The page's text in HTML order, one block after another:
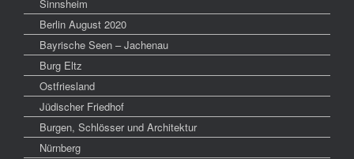
Sinnsheim
Berlin August 2020
Bayrische Seen – Jachenau
Burg Eltz
Ostfriesland
Jüdischer Friedhof
Burgen, Schlösser und Architektur
Nürnberg